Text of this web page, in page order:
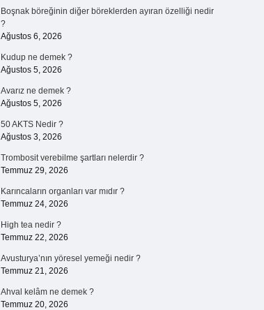
Boşnak böreğinin diğer böreklerden ayıran özelliği nedir
?
Ağustos 6, 2026
Kudup ne demek ?
Ağustos 5, 2026
Avarız ne demek ?
Ağustos 5, 2026
50 AKTS Nedir ?
Ağustos 3, 2026
Trombosit verebilme şartları nelerdir ?
Temmuz 29, 2026
Karıncaların organları var mıdır ?
Temmuz 24, 2026
High tea nedir ?
Temmuz 22, 2026
Avusturya’nın yöresel yemeği nedir ?
Temmuz 21, 2026
Ahval kelâm ne demek ?
Temmuz 20, 2026